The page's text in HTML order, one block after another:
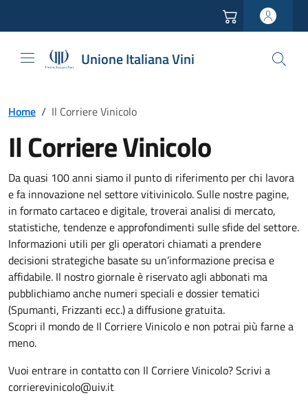
Unione Italiana Vini
Home / Il Corriere Vinicolo
Il Corriere Vinicolo
Da quasi 100 anni siamo il punto di riferimento per chi lavora
e fa innovazione nel settore vitivinicolo. Sulle nostre pagine,
in formato cartaceo e digitale, troverai analisi di mercato,
statistiche, tendenze e approfondimenti sulle sfide del settore.
Informazioni utili per gli operatori chiamati a prendere
decisioni strategiche basate su un’informazione precisa e
affidabile. Il nostro giornale è riservato agli abbonati ma
pubblichiamo anche numeri speciali e dossier tematici
(Spumanti, Frizzanti ecc.) a diffusione gratuita.
Scopri il mondo de Il Corriere Vinicolo e non potrai più farne a
meno.
Vuoi entrare in contatto con Il Corriere Vinicolo? Scrivi a
corrierevinicolo@uiv.it